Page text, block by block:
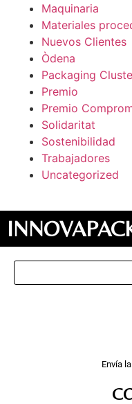
Maquinaria
Materiales
Nuevos Clientes
Òdena
Packaging
Premio
Premio
Solidaritat
Sostenibilidad
Trabajadores
Uncategorized
Envía